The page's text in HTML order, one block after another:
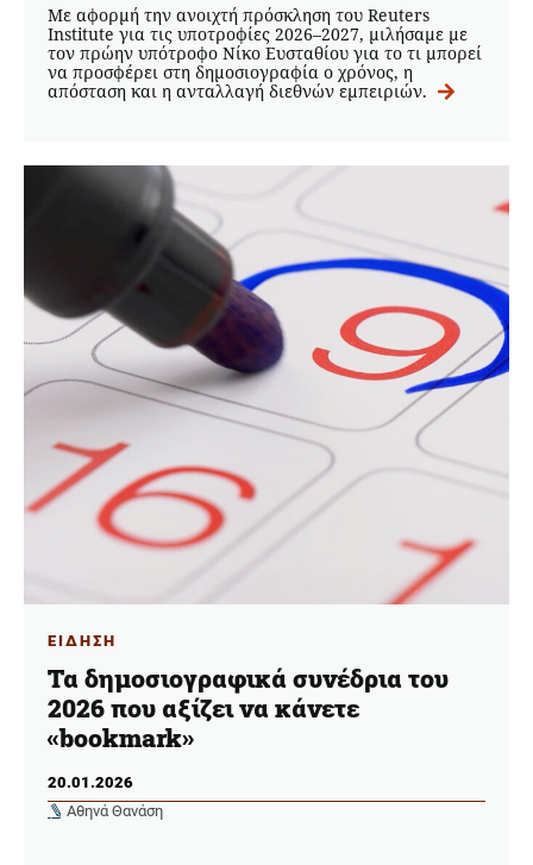
Με αφορμή την ανοιχτή πρόσκληση του Reuters
Institute για τις υποτροφίες 2026–2027, μιλήσαμε με
τον πρώην υπότροφο Νίκο Ευσταθίου για το τι μπορεί
να προσφέρει στη δημοσιογραφία ο χρόνος, η
απόσταση και η ανταλλαγή διεθνών εμπειριών.
ΕΙΔΗΣΗ
Τα δημοσιογραφικά συνέδρια του
2026 που αξίζει να κάνετε
«bookmark»
20.01.2026
Αθηνά Θανάση